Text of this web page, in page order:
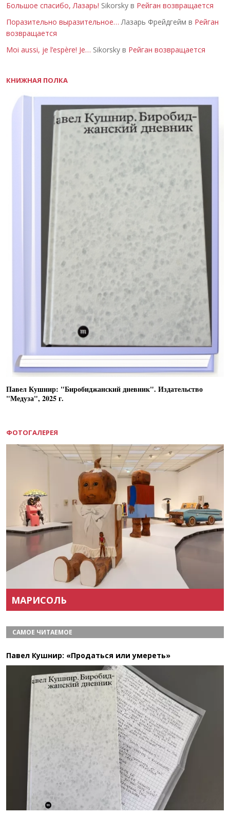
Большое спасибо, Лазарь! Sikorsky в Рейган возвращается
Поразительно выразительное… Лазарь Фрейдгейм в Рейган
возвращается
Moi aussi, je l’espère! Je… Sikorsky в Рейган возвращается
КНИЖНАЯ ПОЛКА
Павел Кушнир: "Биробиджанский дневник". Издательство
"Медуза", 2025 г.
ФОТОГАЛЕРЕЯ
МАРИСОЛЬ
САМОЕ ЧИТАЕМОЕ
Павел Кушнир: «Продаться или умереть»